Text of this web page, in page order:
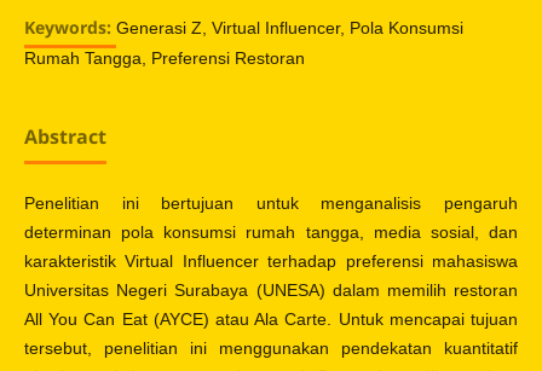
Keywords: Generasi Z, Virtual Influencer, Pola Konsumsi
Rumah Tangga, Preferensi Restoran
Abstract
Penelitian ini bertujuan untuk menganalisis pengaruh
determinan pola konsumsi rumah tangga, media sosial, dan
karakteristik Virtual Influencer terhadap preferensi mahasiswa
Universitas Negeri Surabaya (UNESA) dalam memilih restoran
All You Can Eat (AYCE) atau Ala Carte. Untuk mencapai tujuan
tersebut, penelitian ini menggunakan pendekatan kuantitatif